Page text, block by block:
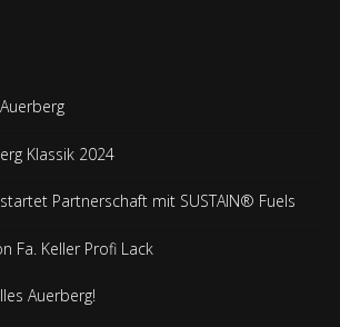
Klassik 2024
startet Partnerschaft mit SUSTAIN® Fuels
Fa. Keller Profi Lack
Auerberg!